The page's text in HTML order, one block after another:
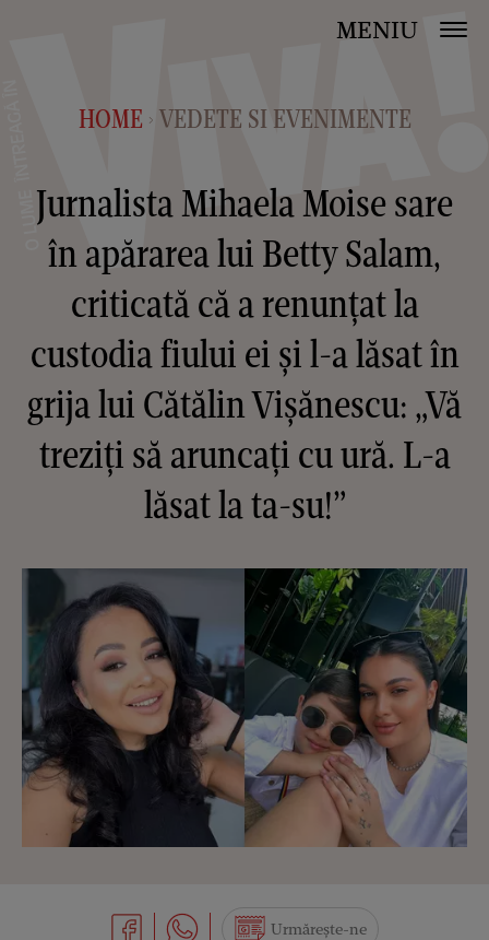
MENIU
HOME > VEDETE SI EVENIMENTE
Jurnalista Mihaela Moise sare
în apărarea lui Betty Salam,
criticată că a renunțat la
custodia fiului ei și l-a lăsat în
grija lui Cătălin Vișănescu: „Vă
treziți să aruncați cu ură. L-a
lăsat la ta-su!”
Urmărește-ne